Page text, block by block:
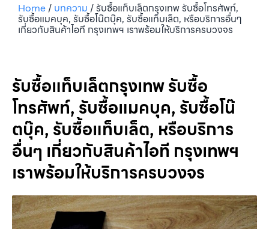
Home/ บทความ /รับซื้อแท็บเล็ตกรุงเทพ รับซื้อโทรศัพท์,
รับซื้อแมคบุค, รับซื้อโน๊ตบุ๊ค, รับซื้อแท็บเล็ต, หรือบริการอื่นๆ
เกี่ยวกับสินค้าไอที กรุงเทพฯ เราพร้อมให้บริการครบวงจร
รับซื้อแท็บเล็ตกรุงเทพ รับซื้อ
โทรศัพท์, รับซื้อแมคบุค, รับซื้อโน๊
ตบุ๊ค, รับซื้อแท็บเล็ต, หรือบริการ
อื่นๆ เกี่ยวกับสินค้าไอที กรุงเทพฯ
เราพร้อมให้บริการครบวงจร